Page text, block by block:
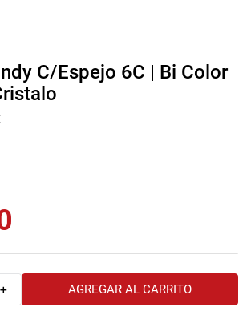
C/Espejo 6C | Bi Color
＋ AGREGAR AL CARRITO